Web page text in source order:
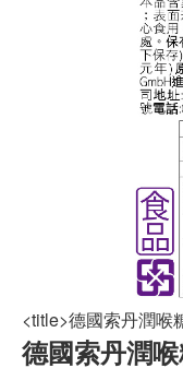
<title>德國索丹潤喉
德國索丹潤